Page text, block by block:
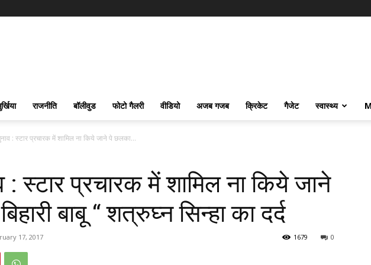
राजनीति बॉलीवुड फोटो गैलरी वीडियो अजब गजब क्रिकेट गैजेट स्वास्थ्य
: स्टार प्रचारक में शामिल ना किये जाने पे छलका...
: स्टार प्रचारक में शामिल ना किये जाने
बाबू “ शत्रुघ्न सिन्हा का दर्द
17, 2017 0
1679